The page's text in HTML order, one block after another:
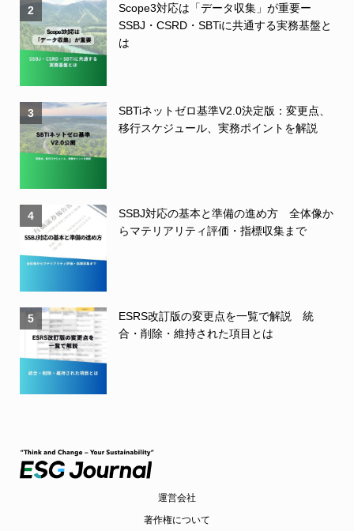
2
Scope3対応は「データ収集」が重要ー
SSBJ・CSRD・SBTiに共通する実務基盤と
は
3
SBTiネットゼロ基準V2.0決定版：変更点、
移行スケジュール、実務ポイントを解説
4
SSBJ対応の基本と準備の進め方 全体像か
らマテリアリティ評価・指標収集まで
5
ESRS改訂版の変更点を一覧で解説 統
合・削除・維持された項目とは
運営会社
著作権について